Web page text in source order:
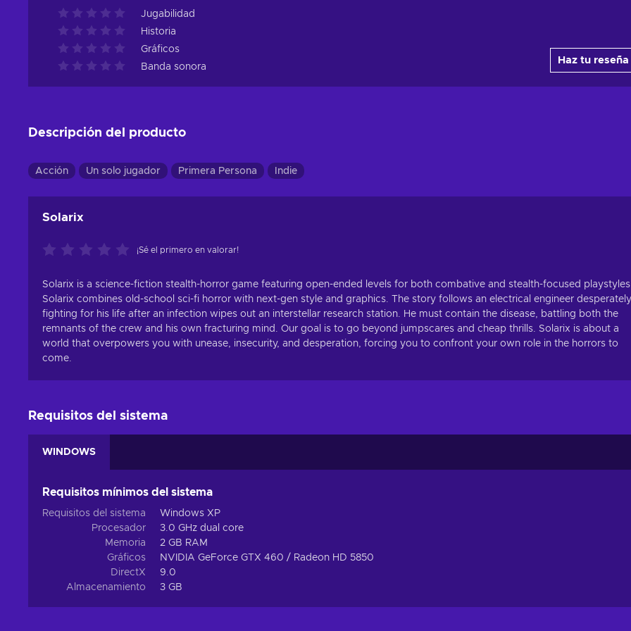
Jugabilidad
Historia
Gráficos
Banda sonora
Haz tu reseña
Descripción del producto
Acción Un solo jugador Primera Persona Indie
Solarix
¡Sé el primero en valorar!
Solarix is a science-fiction stealth-horror game featuring open-ended levels for both combative and stealth-focused
Solarix combines old-school sci-fi horror with next-gen style and graphics. The story follows an electrical engineer desperately
fighting for his life after an infection wipes out an interstellar research station. He must contain the disease, battling both the
remnants of the crew and his own fracturing mind. Our goal is to go beyond jumpscares and cheap thrills. Solarix is about a
world that overpowers you with unease, insecurity, and desperation, forcing you to confront your own role in the horrors to
come.
Requisitos del sistema
WINDOWS
Requisitos mínimos del sistema
Requisitos del sistema
Windows XP
Procesador
3.0 GHz dual core
Memoria
2 GB RAM
Gráficos
NVIDIA GeForce GTX 460 / Radeon HD 5850
DirectX
9.0
Almacenamiento
3 GB